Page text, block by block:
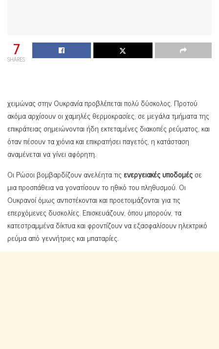
7
SHARES
χειμώνας στην Ουκρανία προβλέπεται πολύ δύσκολος. Προτού
ακόμα αρχίσουν οι χαμηλές θερμοκρασίες, σε μεγάλα τμήματα της
επικράτειας σημειώνονται ήδη εκτεταμένες διακοπές ρεύματος, και
όταν πέσουν τα χιόνια και επικρατήσει παγετός, η κατάσταση
αναμένεται να γίνει αφόρητη.
Οι Ρώσοι βομβαρδίζουν ανελέητα τιςενεργειακές υποδομέςσε
μια προσπάθεια να γονατίσουν το ηθικό του πληθυσμού. Οι
Ουκρανοί όμως αντιστέκονται και προετοιμάζονται για τις
επερχόμενες δυσκολίες. Επισκευάζουν, όπου μπορούν, τα
κατεστραμμένα δίκτυα και φροντίζουν να εξασφαλίσουν ηλεκτρικό
ρεύμα από γεννήτριες και μπαταρίες.